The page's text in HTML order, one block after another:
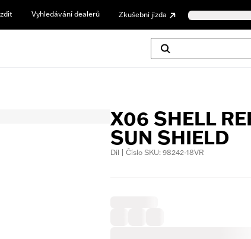
Vyhledávání dealerů Zkušební jízda
X06 SHELL
SUN SHIELD
Díl | Číslo SKU: 98242-18VR